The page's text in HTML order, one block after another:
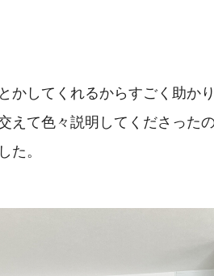
してくれるからすごく助かり
て色々説明してくださったの
た。